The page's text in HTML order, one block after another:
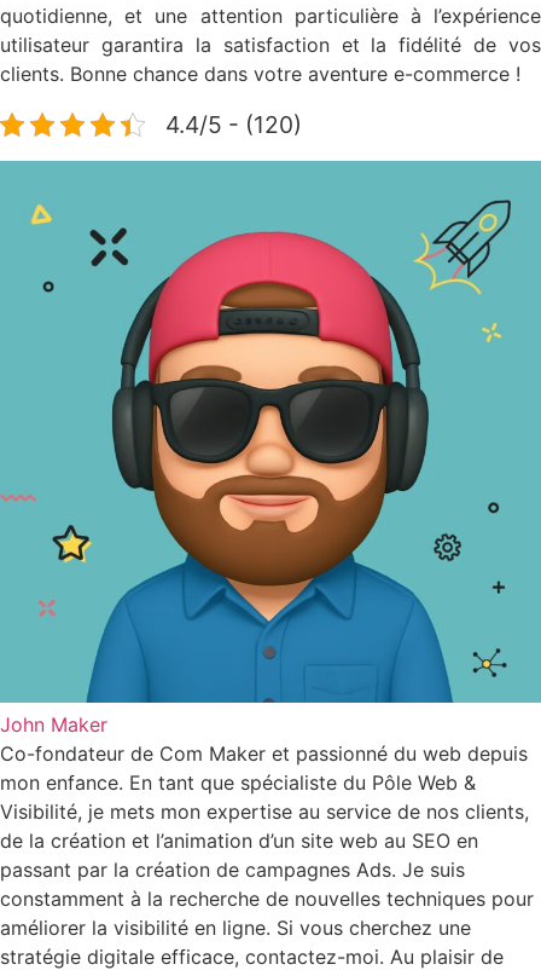
quotidienne, et une attention particulière à l’expérience
utilisateur garantira la satisfaction et la fidélité de vos
clients. Bonne chance dans votre aventure e-commerce !
4.4/5 - (120)
John Maker
Co-fondateur de Com Maker et passionné du web depuis
mon enfance. En tant que spécialiste du Pôle Web &
Visibilité, je mets mon expertise au service de nos clients,
de la création et l’animation d’un site web au SEO en
passant par la création de campagnes Ads. Je suis
constamment à la recherche de nouvelles techniques pour
améliorer la visibilité en ligne. Si vous cherchez une
stratégie digitale efficace, contactez-moi. Au plaisir de